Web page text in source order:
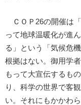
ＣＯＰ26の開催は
って地球温暖化が進
る」という「気候危
根拠はない。御用学
もって大宣伝するも
り、科学の世界で客
い。それにもかかわ